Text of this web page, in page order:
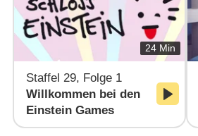
24 Min
Staffel 29, Folge 1
Willkommen bei den
Einstein Games